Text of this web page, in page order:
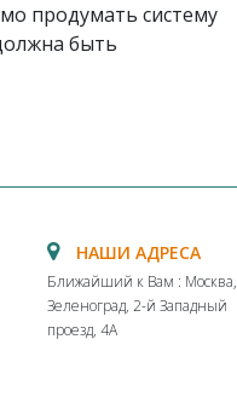
продумать систему
быть
НАШИ АДРЕСА
Ближайший к Вам : Москва,
Зеленоград, 2-й Западный
проезд, 4А